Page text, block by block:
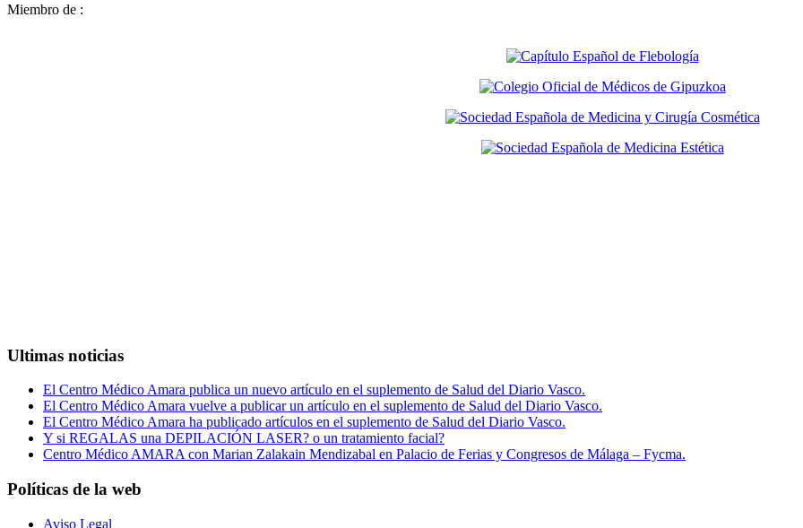
Miembro de :
Ultimas noticias
El Centro Médico Amara publica un nuevo artículo en el suplemento de Salud del Diario Vasco.
El Centro Médico Amara vuelve a publicar un artículo en el suplemento de Salud del Diario Vasco.
El Centro Médico Amara ha publicado artículos en el suplemento de Salud del Diario Vasco.
Y si REGALAS una DEPILACIÓN LASER? o un tratamiento facial?
Centro Médico AMARA con Marian Zalakain Mendizabal en Palacio de Ferias y Congresos de Málaga – Fycma.
Políticas de la web
Aviso Legal